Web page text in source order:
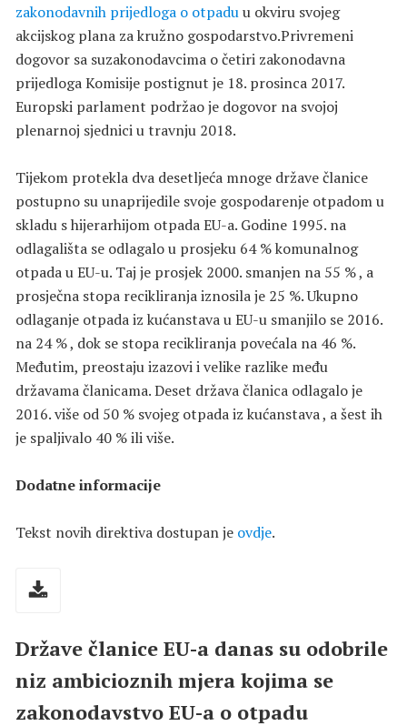
zakonodavnih prijedloga o otpaduu okviru svojeg
akcijskog plana za kružno gospodarstvo.Privremeni
dogovor sa suzakonodavcima o četiri zakonodavna
prijedloga Komisije postignut je 18. prosinca 2017.
Europski parlament podržao je dogovor na svojoj
plenarnoj sjednici u travnju 2018.
Tijekom protekla dva desetljeća mnoge države članice
postupno su unaprijedile svoje gospodarenje otpadom u
skladu s hijerarhijom otpada EU-a. Godine 1995. na
odlagališta se odlagalo u prosjeku 64 % komunalnog
otpada u EU-u. Taj je prosjek 2000. smanjen na 55 % , a
prosječna stopa recikliranja iznosila je 25 %. Ukupno
odlaganje otpada iz kućanstava u EU-u smanjilo se 2016.
na 24 % , dok se stopa recikliranja povećala na 46 %.
Međutim, preostaju izazovi i velike razlike među
državama članicama. Deset država članica odlagalo je
2016. više od 50 % svojeg otpada iz kućanstava , a šest ih
je spaljivalo 40 % ili više.
Dodatne informacije
Tekst novih direktiva dostupan je ovdje.
Države članice EU-a danas su odobrile
niz ambicioznih mjera kojima se
zakonodavstvo EU-a o otpadu